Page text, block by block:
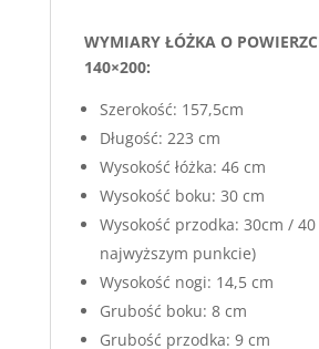
WYMIARY ŁÓŻKA O
140×200:
Szerokość: 157,5cm
Długość: 223 cm
Wysokość łóżka: 46 cm
Wysokość boku: 30 cm
Wysokość przodka: 30cm /
najwyższym punkcie)
Wysokość nogi: 14,5 cm
Grubość boku: 8 cm
Grubość przodka: 9 cm